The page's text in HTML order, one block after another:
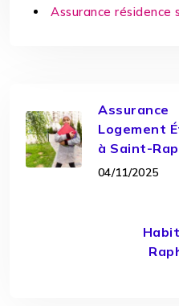
Assurance résidence
Assurance
Logement
à Saint-
04/11/2025